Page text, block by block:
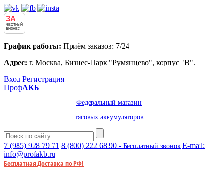
ЗА
ЧЕСТНЫЙ
БИЗНЕС
График работы: Приём заказов: 7/24
Адрес: г. Москва, Бизнес-Парк "Румянцево", корпус "В".
Вход Регистрация
ПрофАКБ
Федеральный магазин
тяговых аккумуляторов
7 (985) 928 79 71 8 (800) 222 68 90 - Бесплатный звонок E-mail:
info@profakb.ru
Бесплатная Доставка по РФ!